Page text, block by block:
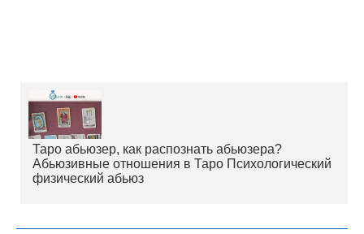
Таро абьюзер, как распознать абьюзера?
Абьюзивные отношения в Таро Психологический
физический абьюз